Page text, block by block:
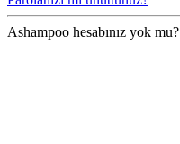
Ashampoo hesabınız yok mu?